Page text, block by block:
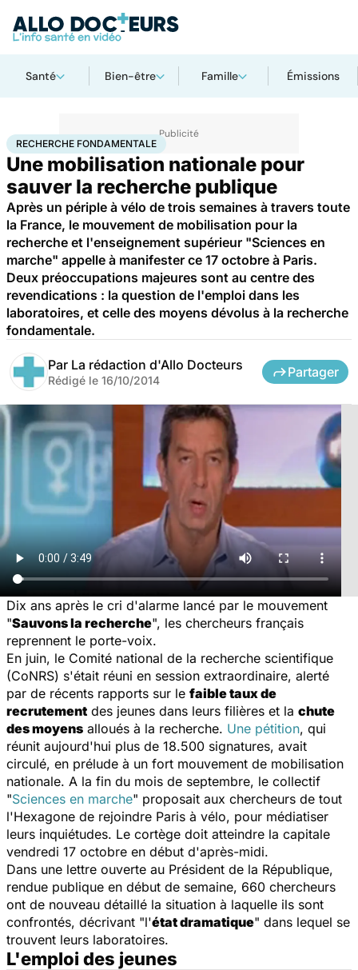
Santé Bien-être Famille Émissions
AccueilSantéMaladiesRecherche fondamentale
RECHERCHE FONDAMENTALE
Une mobilisation nationale pour
sauver la recherche publique
Après un périple à vélo de trois semaines à travers toute
la France, le mouvement de mobilisation pour la
recherche et l'enseignement supérieur "Sciences en
marche" appelle à manifester ce 17 octobre à Paris.
Deux préoccupations majeures sont au centre des
revendications : la question de l'emploi dans les
laboratoires, et celle des moyens dévolus à la recherche
fondamentale.
Par La rédaction d'Allo Docteurs
Rédigé le 16/10/2014
Partager
Dix ans après le cri d'alarme lancé par le mouvement
"Sauvons la recherche", les chercheurs français
reprennent le porte-voix.
En juin, le Comité national de la recherche scientifique
(CoNRS) s'était réuni en session extraordinaire, alerté
par de récents rapports sur le faible taux de
recrutement des jeunes dans leurs filières et la chute
des moyens alloués à la recherche. Une pétition, qui
réunit aujourd'hui plus de 18.500 signatures, avait
circulé, en prélude à un fort mouvement de mobilisation
nationale. A la fin du mois de septembre, le collectif
"Sciences en marche" proposait aux chercheurs de tout
l'Hexagone de rejoindre Paris à vélo, pour médiatiser
leurs inquiétudes. Le cortège doit atteindre la capitale
vendredi 17 octobre en début d'après-midi.
Dans une lettre ouverte au Président de la République,
rendue publique en début de semaine, 660 chercheurs
ont de nouveau détaillé la situation à laquelle ils sont
confrontés, décrivant "l'état dramatique" dans lequel se
trouvent leurs laboratoires.
L'emploi des jeunes